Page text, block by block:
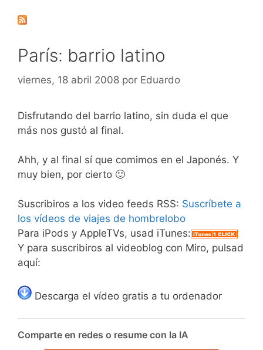
París: barrio latino
viernes, 18 abril 2008 por Eduardo
Disfrutando del barrio latino, sin duda el que
más nos gustó al final.
Ahh, y al final sí que comimos en el Japonés. Y
muy bien, por cierto 🙂
Suscribiros a los video feeds RSS: Suscríbete a
los vídeos de viajes de hombrelobo
Para iPods y AppleTVs, usad iTunes:
Y para suscribiros al videoblog con Miro, pulsad
aquí:
Descarga el vídeo gratis a tu ordenador
Comparte en redes o resume con la IA